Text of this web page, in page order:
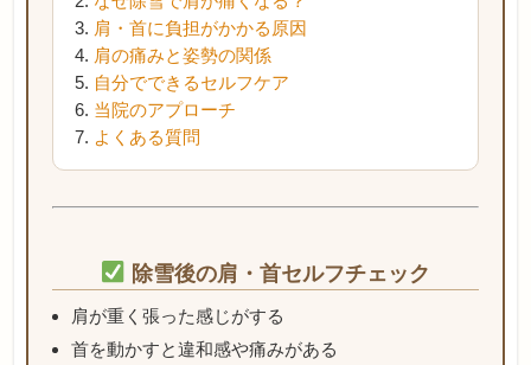
肩・首に負担がかかる原因
肩の痛みと姿勢の関係
自分でできるセルフケア
当院のアプローチ
よくある質問
除雪後の肩・首セルフチェック
肩が重く張った感じがする
首を動かすと違和感や痛みがある